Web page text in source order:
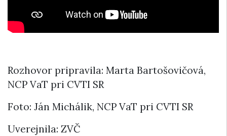
Rozhovor pripravila: Marta Bartošovičová,
NCP VaT pri CVTI SR
Foto: Ján Michálik, NCP VaT pri CVTI SR
Uverejnila: ZVČ